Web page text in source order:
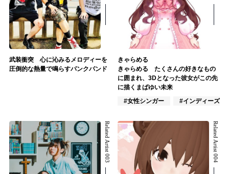
武装衝突 心に沁みるメロディーを
圧倒的な熱量で鳴らすパンクパンド
きゃらめる
きゃらめる たくさんの好きなもの
に囲まれ、3Dとなった彼女がこの先
に描くまばゆい未来
#女性シンガー
#インディーズ
Related Artist 003 Related Artist 004